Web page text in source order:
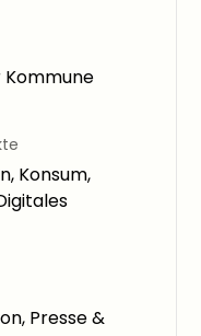
Kommune
Konsum,
Presse &